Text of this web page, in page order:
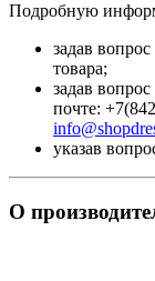
Подробную
задав
товара;
задав
почте:
указав
О